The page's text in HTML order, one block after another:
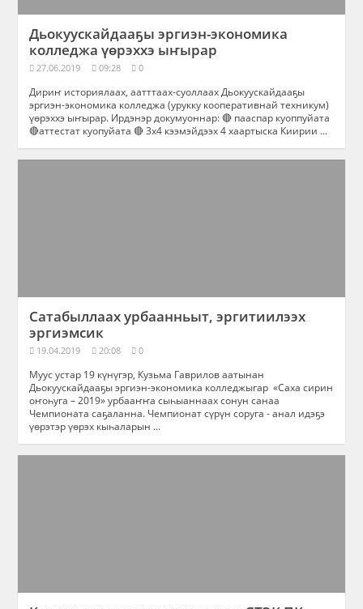
Дьокуускайдааҕы эргиэн-экономика
колледжа үөрэххэ ыҥырар
27.06.2019 09:28 0
Дириҥ историялаах, аатттаах-суоллаах Дьокуускайдааҕы
эргиэн-экономика колледжа (урукку кооперативнай техникум)
үөрэххэ ыҥырар. Ирдэнэр докумуоннар: 🔴 пааспар куоппуйата
🔴аттестат куопуйата 🔴 3х4 кээмэйдээх 4 хаартыска Киирии ...
Сатабыллаах урбаанньыт, эргитиилээх
эргиэмсик
19.04.2019 20:08 0
Муус устар 19 күнүгэр, Кузьма Гаврилов аатынан
Дьокуускайдааҕы эргиэн-экономика колледжыгар «Саха сирин
оҥоһуга – 2019» урбааҥҥа сыһыаннаах сонун санаа
Чемпионата саҕаланна. Чемпионат сүрүн соруга - анал идэҕэ
үөрэтэр үөрэх кыһаларын ...